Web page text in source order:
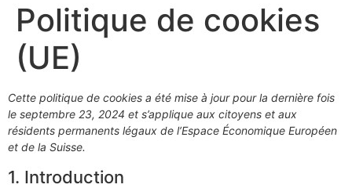
Politique de cookies
(UE)
Cette politique de cookies a été mise à jour pour la dernière fois
le septembre 23, 2024 et s’applique aux citoyens et aux
résidents permanents légaux de l’Espace Économique Européen
et de la Suisse.
1. Introduction